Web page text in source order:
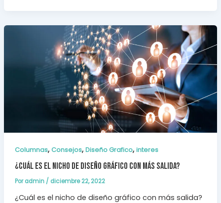
Columnas, Consejos, Diseño Grafico, interes
¿Cuál es el nicho de diseño gráfico con más salida?
Poradmin / diciembre 22, 2022
¿Cuál es el nicho de diseño gráfico con más salida?